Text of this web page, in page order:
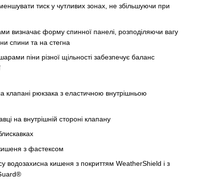
тиск у чутливих зонах, не збільшуючи при
визначає форму спинної панелі, розподіляючи вагу
спини та на стегна
піни різної щільності забезпечує баланс
клапані рюкзака з еластичною внутрішньою
на внутрішній стороні клапану
з фастексом
водозахисна кишеня з покриттям WeatherShield і з